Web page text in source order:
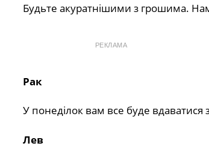
Будьте акуратнішими з грошима.
РЕКЛАМА
Рак
У понеділок вам все буде вдаватися
Лев